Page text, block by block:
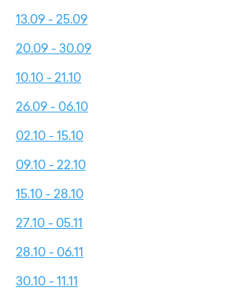
13.09 - 25.09
20.09 - 30.09
10.10 - 21.10
26.09 - 06.10
02.10 - 15.10
09.10 - 22.10
15.10 - 28.10
27.10 - 05.11
28.10 - 06.11
30.10 - 11.11